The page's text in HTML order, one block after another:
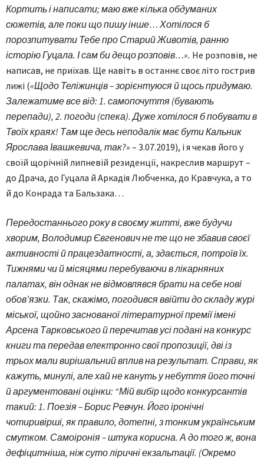
Кортить і написати; маю вже кілька обдуманих
сюжетів, але поки що пишу інше… Хотілося б
порозпитувати Тебе про Старий Животів, ранню
історію Гуцала. І сам би дещо розповів…». Не розповів, не
написав, не приїхав. Ще навіть в останнє своє літо гострив
лижі («Щодо Теліжинців – зорієнтуюся й щось придумаю.
Залежатиме все від: 1. самопочуття (бувають
перепади), 2. погоди (спека). Дуже хотілося б побувати в
Твоїх краях! Там ще десь неподалік має бути Кальник
Ярослава Івашкевича, так?» – 3.07.2019), і я чекав його у
своїй щорічній липневій резиденції, накреслив маршрут –
до Драча, до Гуцала й Аркадія Любченка, до Кравчука, а то
й до Конрада та Бальзака…
Передостаннього року в своєму житті, вже будучи
хворим, Володимир Євгенович не те що не збавив своєї
активності й працездатності, а, здається, потроїв їх.
Тижнями чи й місяцями перебуваючи в лікарняних
палатах, він однак не відмовлявся брати на себе нові
обов’язки. Так, скажімо, погодився ввійти до складу журі
міської, щойно заснованої літературної премії імені
Арсена Тарковського й перечитав усі подані на конкурс
книги та передав електронно свої пропозиції, дві із
трьох мали вирішальний вплив на результат. Справи, як
кажуть, минулі, але хай не кануть у небуття його точні
й аргументовані оцінки: “Мій вибір щодо конкурсантів
такий: 1. Поезія – Борис Ревчун. Його іронічні
чотиривірші, як правило, дотепні, з тонким українським
смутком. Самоіронія – штука корисна. А до того ж, вона
дефіцитніша, ніж суто ліричні екзальтації. (Окремо